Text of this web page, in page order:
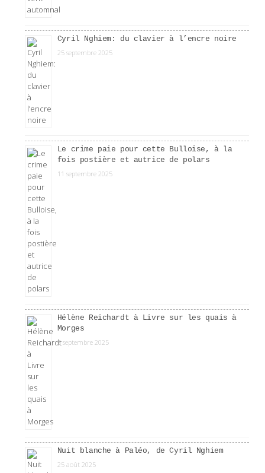
Cyril Nghiem: du clavier à l’encre noire
25 septembre 2025
Le crime paie pour cette Bulloise, à la
fois postière et autrice de polars
11 septembre 2025
Hélène Reichardt à Livre sur les quais à
Morges
3 septembre 2025
Nuit blanche à Paléo, de Cyril Nghiem
25 août 2025